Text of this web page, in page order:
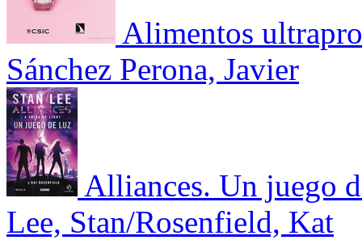
Alimentos
Sánchez Perona, Javier
Alliances. Un juego
Lee, Stan/Rosenfield, Kat